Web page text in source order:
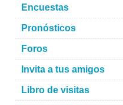
Encuestas
Pronósticos
Foros
Invita a tus amigos
Libro de visitas